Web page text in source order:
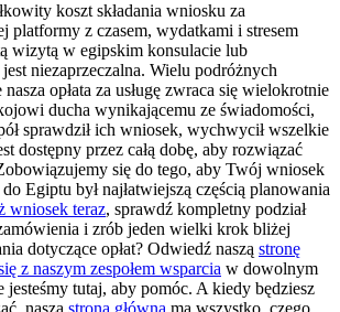
koszt składania wniosku za
platformy z czasem, wydatkami i stresem
wizytą w egipskim konsulacie lub
niezaprzeczalna. Wielu podróżnych
opłata za usługę zwraca się wielokrotnie
ducha wynikającemu ze świadomości,
sprawdził ich wniosek, wychwycił wszelkie
dostępny przez całą dobę, aby rozwiązać
się do tego, aby Twój wniosek
Egiptu był najłatwiejszą częścią planowania
wniosek teraz, sprawdź kompletny podział
i zrób jeden wielki krok bliżej
dotyczące opłat? Odwiedź naszą stronę
z naszym zespołem wsparcia w dowolnym
tutaj, aby pomóc. A kiedy będziesz